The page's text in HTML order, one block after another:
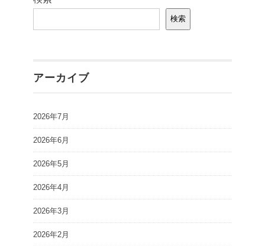
検索
アーカイブ
2026年7月
2026年6月
2026年5月
2026年4月
2026年3月
2026年2月